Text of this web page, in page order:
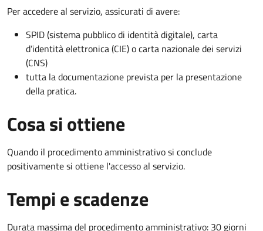
Per accedere al servizio, assicurati di avere:
SPID (sistema pubblico di identità digitale), carta
d’identità elettronica (CIE) o carta nazionale dei servizi
(CNS)
tutta la documentazione prevista per la presentazione
della pratica.
Cosa si ottiene
Quando il procedimento amministrativo si conclude
positivamente si ottiene l'accesso al servizio.
Tempi e scadenze
Durata massima del procedimento amministrativo: 30 giorni